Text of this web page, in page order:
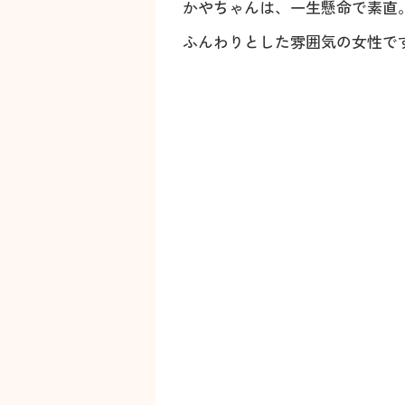
かやちゃんは、一生懸命で素直
ふんわりとした雰囲気の女性で